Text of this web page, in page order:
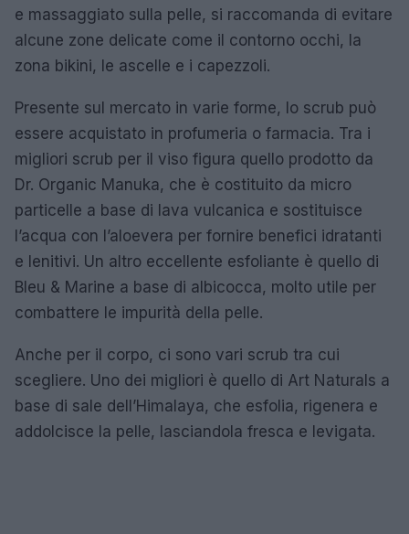
e massaggiato sulla pelle, si raccomanda di evitare
alcune zone delicate come il contorno occhi, la
zona bikini, le ascelle e i capezzoli.
Presente sul mercato in varie forme, lo scrub può
essere acquistato in profumeria o farmacia. Tra i
migliori scrub per il viso figura quello prodotto da
Dr. Organic Manuka, che è costituito da micro
particelle a base di lava vulcanica e sostituisce
l’acqua con l’aloevera per fornire benefici idratanti
e lenitivi. Un altro eccellente esfoliante è quello di
Bleu & Marine a base di albicocca, molto utile per
combattere le impurità della pelle.
Anche per il corpo, ci sono vari scrub tra cui
scegliere. Uno dei migliori è quello di Art Naturals a
base di sale dell’Himalaya, che esfolia, rigenera e
addolcisce la pelle, lasciandola fresca e levigata.